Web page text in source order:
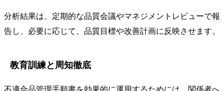
分析結果は、定期的な品質会議やマネジメントレビューで報
告し、必要に応じて、品質目標や改善計画に反映させます。
教育訓練と周知徹底
不適合品管理手順書を効果的に運用するためには、関係者へ